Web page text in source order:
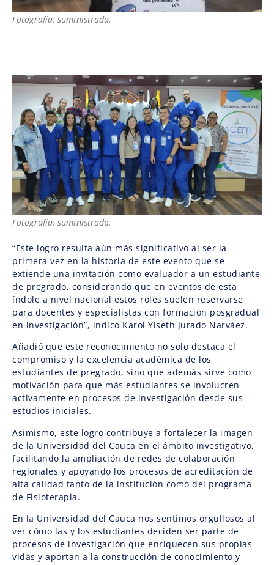
Fotografía: suministrada.
Fotografía: suministrada.
“Este logro resulta aún más significativo al ser la
primera vez en la historia de este evento que se
extiende una invitación como evaluador a un estudiante
de pregrado, considerando que en eventos de esta
índole a nivel nacional estos roles suelen reservarse
para docentes y especialistas con formación posgradual
en investigación”, indicó Karol Yiseth Jurado Narváez.
Añadió que este reconocimiento no solo destaca el
compromiso y la excelencia académica de los
estudiantes de pregrado, sino que además sirve como
motivación para que más estudiantes se involucren
activamente en procesos de investigación desde sus
estudios iniciales.
Asimismo, este logro contribuye a fortalecer la imagen
de la Universidad del Cauca en el ámbito investigativo,
facilitando la ampliación de redes de colaboración
regionales y apoyando los procesos de acreditación de
alta calidad tanto de la institución como del programa
de Fisioterapia.
En la Universidad del Cauca nos sentimos orgullosos al
ver cómo las y los estudiantes deciden ser parte de
procesos de investigación que enriquecen sus propias
vidas y aportan a la construcción de conocimiento y